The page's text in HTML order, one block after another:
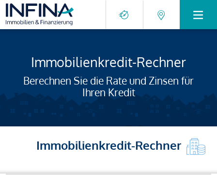
Immobilienkredit-Rechner
Berechnen Sie die Rate und Zinsen für
Ihren Kredit
Immobilienkredit-Rechner